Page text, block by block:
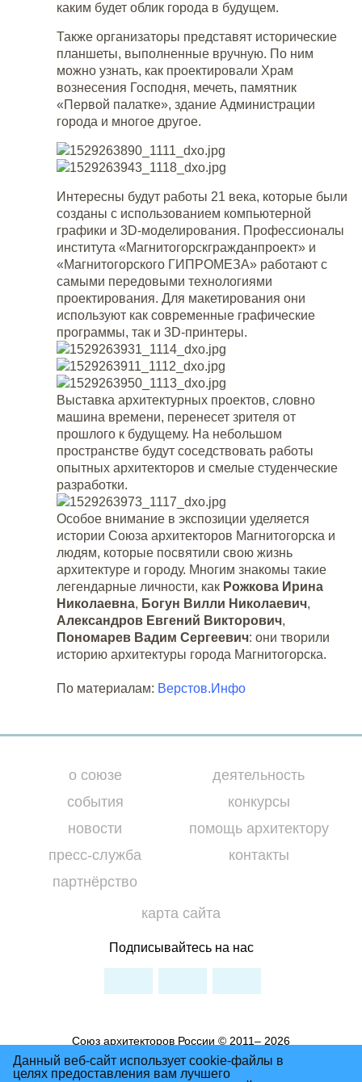
каким будет облик города в будущем.
Также организаторы представят исторические
планшеты, выполненные вручную. По ним
можно узнать, как проектировали Храм
вознесения Господня, мечеть, памятник
«Первой палатке», здание Администрации
города и многое другое.
Интересны будут работы 21 века, которые были
созданы с использованием компьютерной
графики и 3D-моделирования. Профессионалы
института «Магнитогорскгражданпроект» и
«Магнитогорского ГИПРОМЕЗА» работают с
самыми передовыми технологиями
проектирования. Для макетирования они
используют как современные графические
программы, так и 3D-принтеры.
Выставка архитектурных проектов, словно
машина времени, перенесет зрителя от
прошлого к будущему. На небольшом
пространстве будут соседствовать работы
опытных архитекторов и смелые студенческие
разработки.
Особое внимание в экспозиции уделяется
истории Союза архитекторов Магнитогорска и
людям, которые посвятили свою жизнь
архитектуре и городу. Многим знакомы такие
легендарные личности, как Рожкова Ирина
Николаевна, Богун Вилли Николаевич,
Александров Евгений Викторович,
Пономарев Вадим Сергеевич: они творили
историю архитектуры города Магнитогорска.
По материалам: Верстов.Инфо
о союзе
события
новости
пресс-служба
партнёрство
деятельность
конкурсы
помощь архитектору
контакты
карта сайта
Подписывайтесь на нас
Союз архитекторов России © 2011– 2026
Условия использования материалов сайта
Политика Конфиденциальности
Данный веб-сайт использует cookie-файлы в
целях предоставления вам лучшего